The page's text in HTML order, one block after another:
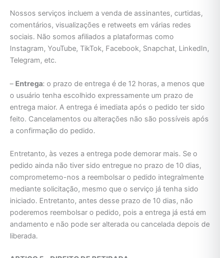
Nossos serviços incluem a venda de assinantes, curtidas,
comentários, visualizações e retweets em várias redes
sociais. Não somos afiliados a plataformas como
Instagram, YouTube, TikTok, Facebook, Snapchat, LinkedIn,
Telegram, etc.
– Entrega: o prazo de entrega é de 12 horas, a menos que
o usuário tenha escolhido expressamente um prazo de
entrega maior. A entrega é imediata após o pedido ter sido
feito. Cancelamentos ou alterações não são possíveis após
a confirmação do pedido.
Entretanto, às vezes a entrega pode demorar mais. Se o
pedido ainda não tiver sido entregue no prazo de 10 dias,
comprometemo-nos a reembolsar o pedido integralmente
mediante solicitação, mesmo que o serviço já tenha sido
iniciado. Entretanto, antes desse prazo de 10 dias, não
poderemos reembolsar o pedido, pois a entrega já está em
andamento e não pode ser alterada ou cancelada depois de
liberada.